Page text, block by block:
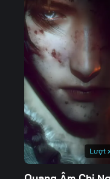
Tập 113
Tập 120
Tập 127
Tập 134
Tập 141
Tập 148
Tập 155
Lượt